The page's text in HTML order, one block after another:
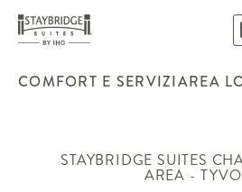
COMFORT E SERVIZIAREA
STAYBRIDGE SUITES
AREA -